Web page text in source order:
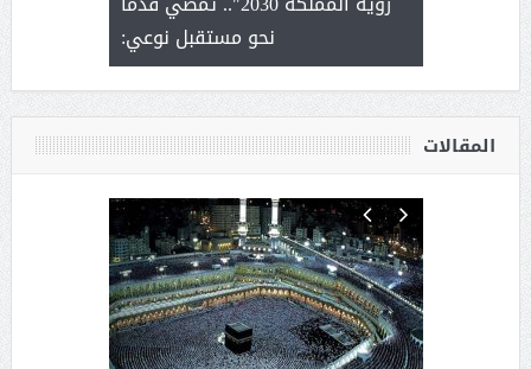
يحصل
نحو مستقبل نوعي:
المقالات